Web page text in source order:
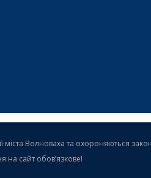
міста Волноваха та охороняються
на сайт обов’язкове!